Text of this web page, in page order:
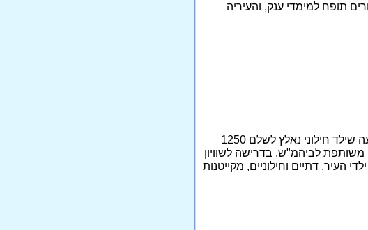
תופח למימדי ענק, והעיריה
בקיץ 2007 אפשרה עירית חולון לילדי דתיים ליהנות מקייטנות תמורת 260 ש"ח, שעה שילד חילוני נאלץ לשלם 1250
משותפת לביהמ"ש, בדרישה לשוויון
העיר, דתיים וחילוניים, מקייטנות